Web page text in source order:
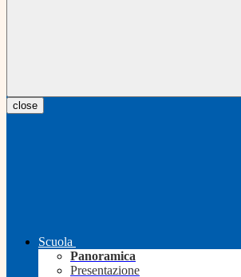
close
Scuola
Panoramica
Presentazione